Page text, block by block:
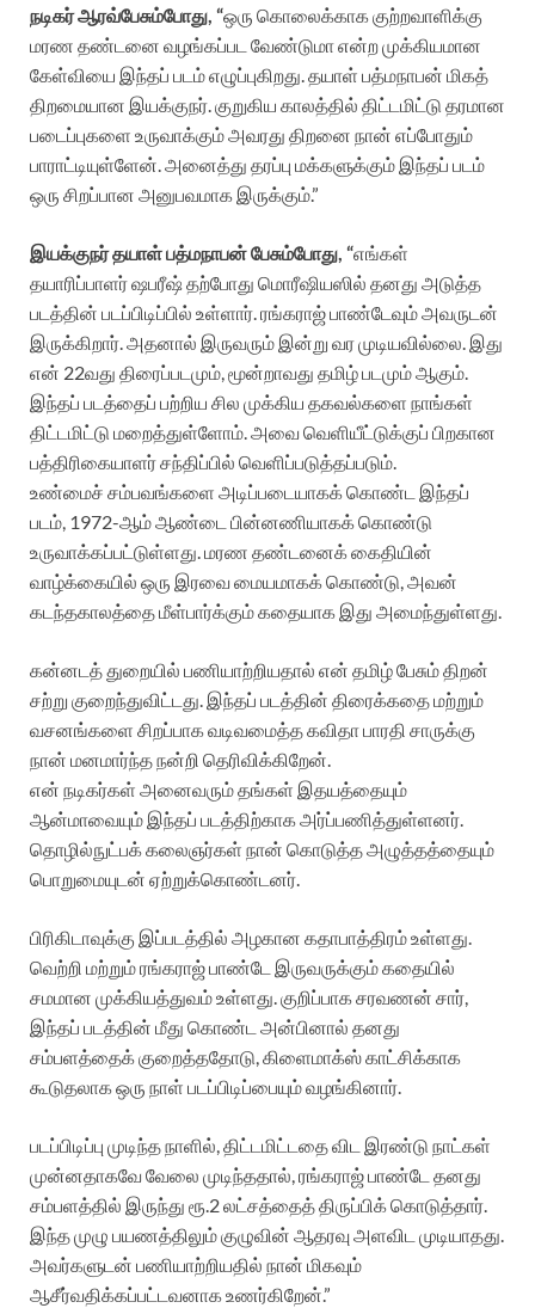
நடிகர் ஆரவ்பேசும்போது, “ஒரு கொலைக்காக குற்றவாளிக்கு
மரண தண்டனை வழங்கப்பட வேண்டுமா என்ற முக்கியமான
கேள்வியை இந்தப் படம் எழுப்புகிறது. தயாள் பத்மநாபன் மிகத்
திறமையான இயக்குநர். குறுகிய காலத்தில் திட்டமிட்டு தரமான
படைப்புகளை உருவாக்கும் அவரது திறனை நான் எப்போதும்
பாராட்டியுள்ளேன். அனைத்து தரப்பு மக்களுக்கும் இந்தப் படம்
ஒரு சிறப்பான அனுபவமாக இருக்கும்.”
இயக்குநர் தயாள் பத்மநாபன் பேசும்போது, “எங்கள்
தயாரிப்பாளர் ஷபரீஷ் தற்போது மொரீஷியஸில் தனது அடுத்த
படத்தின் படப்பிடிப்பில் உள்ளார். ரங்கராஜ் பாண்டேவும் அவருடன்
இருக்கிறார். அதனால் இருவரும் இன்று வர முடியவில்லை. இது
என் 22வது திரைப்படமும், மூன்றாவது தமிழ் படமும் ஆகும்.
இந்தப் படத்தைப் பற்றிய சில முக்கிய தகவல்களை நாங்கள்
திட்டமிட்டு மறைத்துள்ளோம். அவை வெளியீட்டுக்குப் பிறகான
பத்திரிகையாளர் சந்திப்பில் வெளிப்படுத்தப்படும்.
உண்மைச் சம்பவங்களை அடிப்படையாகக் கொண்ட இந்தப்
படம், 1972-ஆம் ஆண்டை பின்னணியாகக் கொண்டு
உருவாக்கப்பட்டுள்ளது. மரண தண்டனைக் கைதியின்
வாழ்க்கையில் ஒரு இரவை மையமாகக் கொண்டு, அவன்
கடந்தகாலத்தை மீள்பார்க்கும் கதையாக இது அமைந்துள்ளது.
கன்னடத் துறையில் பணியாற்றியதால் என் தமிழ் பேசும் திறன்
சற்று குறைந்துவிட்டது. இந்தப் படத்தின் திரைக்கதை மற்றும்
வசனங்களை சிறப்பாக வடிவமைத்த கவிதா பாரதி சாருக்கு
நான் மனமார்ந்த நன்றி தெரிவிக்கிறேன்.
என் நடிகர்கள் அனைவரும் தங்கள் இதயத்தையும்
ஆன்மாவையும் இந்தப் படத்திற்காக அர்ப்பணித்துள்ளனர்.
தொழில்நுட்பக் கலைஞர்கள் நான் கொடுத்த அழுத்தத்தையும்
பொறுமையுடன் ஏற்றுக்கொண்டனர்.
பிரிகிடாவுக்கு இப்படத்தில் அழகான கதாபாத்திரம் உள்ளது.
வெற்றி மற்றும் ரங்கராஜ் பாண்டே இருவருக்கும் கதையில்
சமமான முக்கியத்துவம் உள்ளது. குறிப்பாக சரவணன் சார்,
இந்தப் படத்தின் மீது கொண்ட அன்பினால் தனது
சம்பளத்தைக் குறைத்ததோடு, கிளைமாக்ஸ் காட்சிக்காக
கூடுதலாக ஒரு நாள் படப்பிடிப்பையும் வழங்கினார்.
படப்பிடிப்பு முடிந்த நாளில், திட்டமிட்டதை விட இரண்டு நாட்கள்
முன்னதாகவே வேலை முடிந்ததால், ரங்கராஜ் பாண்டே தனது
சம்பளத்தில் இருந்து ரூ.2 லட்சத்தைத் திருப்பிக் கொடுத்தார்.
இந்த முழு பயணத்திலும் குழுவின் ஆதரவு அளவிட முடியாதது.
அவர்களுடன் பணியாற்றியதில் நான் மிகவும்
ஆசீர்வதிக்கப்பட்டவனாக உணர்கிறேன்.”